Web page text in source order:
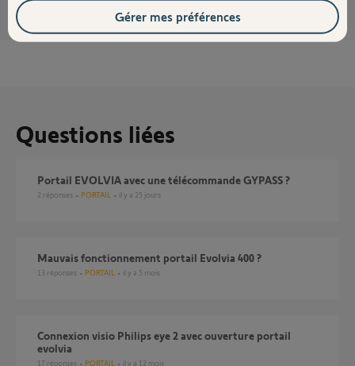
Questions liées
portail EVOLVIA avec une télécommande GYPASS ?
2 réponses PORTAIL il y a 25 jours
Mauvais fonctionnement portail Evolvia 400 ?
13 réponses PORTAIL il y a 5 mois
Connexion visio Philips eye 2 avec ouverture portail
evolvia
17 réponses PORTAIL il y a 12 mois
Gérer mes préférences